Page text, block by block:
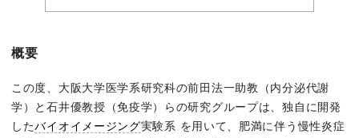
概要
この度、大阪大学医学系研究科の前田法一助教（内分泌代謝
学）と石井優教授（免疫学）らの研究グループは、独自に開発
したバイオイメージング実験系 を用いて、肥満に伴う慢性炎症